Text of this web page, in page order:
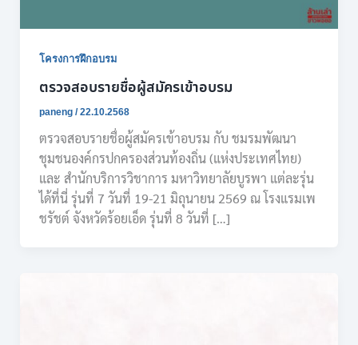
โครงการฝึกอบรม
ตรวจสอบรายชื่อผู้สมัครเข้าอบรม
paneng /22.10.2568
ตรวจสอบรายชื่อผู้สมัครเข้าอบรม กับ ชมรมพัฒนา
ชุมชนองค์กรปกครองส่วนท้องถิ่น (แห่งประเทศไทย)
และ สำนักบริการวิชาการ มหาวิทยาลัยบูรพา แต่ละรุ่น
ได้ที่นี่ รุ่นที่ 7 วันที่ 19-21 มิถุนายน 2569 ณ โรงแรมเพ
ชรัชต์ จังหวัดร้อยเอ็ด รุ่นที่ 8 วันที่ […]